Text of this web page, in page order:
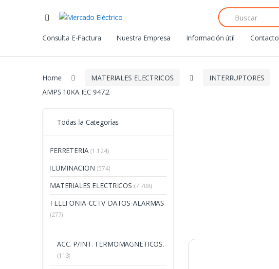
Search
for:
Consulta E-Factura
Nuestra Empresa Información útil Contacto
Home MATERIALES ELECTRICOS INTERRUPTORES
AMPS 10KA IEC 947.2
Todas la Categorías
FERRETERIA (1.124)
ILUMINACION (574)
MATERIALES ELECTRICOS (7.708)
TELEFONIA-CCTV-DATOS-ALARMAS
(277)
ACC. P/INT. TERMOMAGNETICOS.
(113)